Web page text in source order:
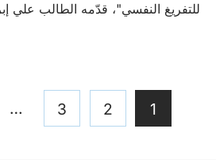
للتفريغ النفسي"، قدّمه الطالب علي
1
2
3
…